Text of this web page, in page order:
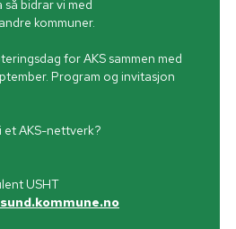
så bidrar vi med
kommuner.
for AKS sammen med
Program og invitasjon
AKS-nettverk?
USHT